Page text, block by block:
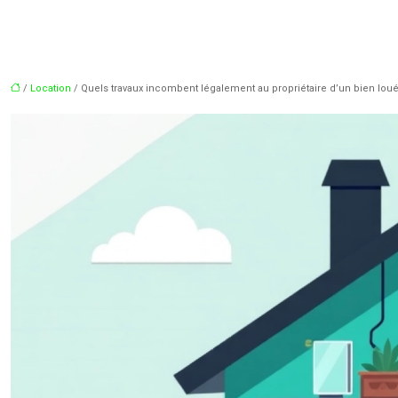
/ Location / Quels travaux incombent légalement au propriétaire d’un bien